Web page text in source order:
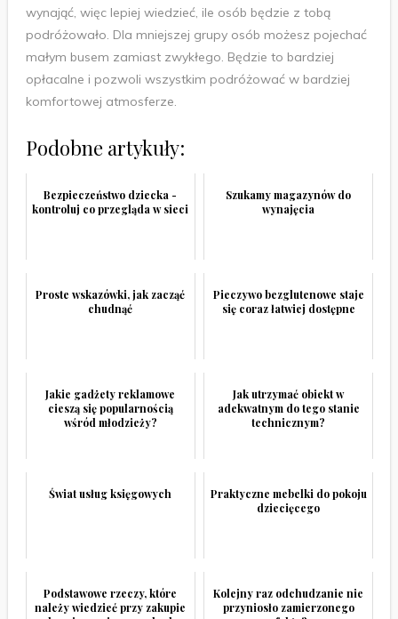
wynająć, więc lepiej wiedzieć, ile osób będzie z tobą
podróżowało. Dla mniejszej grupy osób możesz pojechać
małym busem zamiast zwykłego. Będzie to bardziej
opłacalne i pozwoli wszystkim podróżować w bardziej
komfortowej atmosferze.
Podobne artykuły:
Bezpieczeństwo dziecka -
kontroluj co przegląda w sieci
Szukamy magazynów do
wynajęcia
Proste wskazówki, jak zacząć
chudnąć
Pieczywo bezglutenowe staje
się coraz łatwiej dostępne
Jakie gadżety reklamowe
cieszą się popularnością
wśród młodzieży?
Jak utrzymać obiekt w
adekwatnym do tego stanie
technicznym?
Świat usług księgowych
Praktyczne mebelki do pokoju
dziecięcego
Podstawowe rzeczy, które
należy wiedzieć przy zakupie
Kolejny raz odchudzanie nie
przyniosło zamierzonego